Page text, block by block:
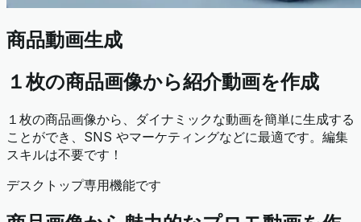
商品動画生成
１枚の商品画像から紹介動画を作成
１枚の商品画像から、ダイナミックな動画を簡単に生成する
ことができ、SNS やマーケティングなどに最適です。編集
スキルは不要です！
デスクトップ専用機能です